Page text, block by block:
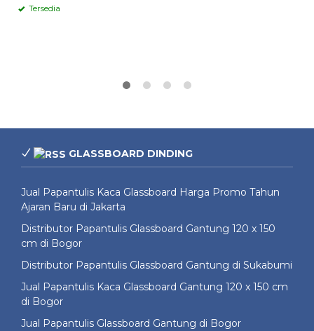
Tersedia
GLASSBOARD DINDING
Jual Papantulis Kaca Glassboard Harga Promo Tahun
Ajaran Baru di Jakarta
Distributor Papantulis Glassboard Gantung 120 x 150
cm di Bogor
Distributor Papantulis Glassboard Gantung di Sukabumi
Jual Papantulis Kaca Glassboard Gantung 120 x 150 cm
di Bogor
Jual Papantulis Glassboard Gantung di Bogor